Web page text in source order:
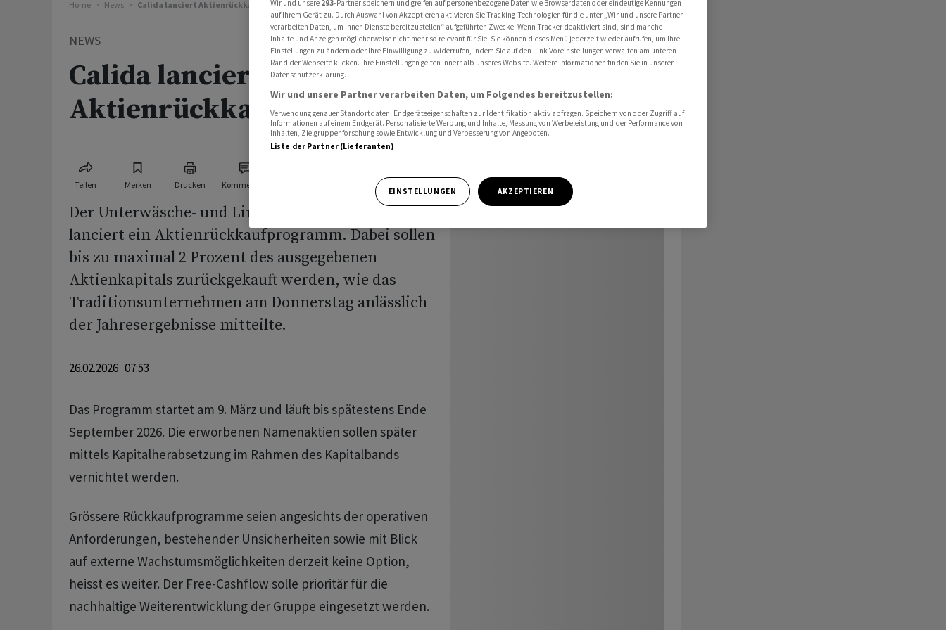
Home News Calida lanciert Aktienrückkaufprogramm
NEWS
Calida lanciert
Aktienrückkaufprogramm
Teilen Merken Drucken Kommentare
Der Unterwäsche- und Lingeriehersteller Calida
lanciert ein Aktienrückkaufprogramm. Dabei sollen
bis zu maximal 2 Prozent des ausgegebenen
Aktienkapitals zurückgekauft werden, wie das
Traditionsunternehmen am Donnerstag anlässlich
der Jahresergebnisse mitteilte.
26.02.2026 07:53
Das Programm startet am 9. März und läuft bis spätestens Ende
September 2026. Die erworbenen Namenaktien sollen später
mittels Kapitalherabsetzung im Rahmen des Kapitalbands
vernichtet werden.
Grössere Rückkaufprogramme seien angesichts der operativen
Anforderungen, bestehender Unsicherheiten sowie mit Blick
auf externe Wachstumsmöglichkeiten derzeit keine Option,
heisst es weiter. Der Free-Cashflow solle prioritär für die
nachhaltige Weiterentwicklung der Gruppe eingesetzt werden.
Wir und unsere 293-Partner speichern und greifen auf personenbezogene Daten wie Browserdaten oder eindeutige Kennungen
auf Ihrem Gerät zu. Durch Auswahl von Akzeptieren aktivieren Sie Tracking-Technologien für die unter „Wir und unsere Partner
verarbeiten Daten, um Ihnen Dienste bereitzustellen“ aufgeführten Zwecke. Wenn Tracker deaktiviert sind, sind manche
Inhalte und Anzeigen möglicherweise nicht mehr so relevant für Sie. Sie können dieses Menü jederzeit wieder aufrufen, um Ihre
Einstellungen zu ändern oder Ihre Einwilligung zu widerrufen, indem Sie auf den Link Voreinstellungen verwalten am unteren
Rand der Webseite klicken. Ihre Einstellungen gelten innerhalb unseres Website. Weitere Informationen finden Sie in unserer
Datenschutzerklärung.
Wir und unsere Partner verarbeiten Daten, um Folgendes bereitzustellen:
Verwendung genauer Standortdaten. Endgeräteeigenschaften zur Identifikation aktiv abfragen. Speichern von oder Zugriff auf
Informationen auf einem Endgerät. Personalisierte Werbung und Inhalte, Messung von Werbeleistung und der Performance von
Inhalten, Zielgruppenforschung sowie Entwicklung und Verbesserung von Angeboten.
Liste der Partner (Lieferanten)
EINSTELLUNGEN AKZEPTIEREN